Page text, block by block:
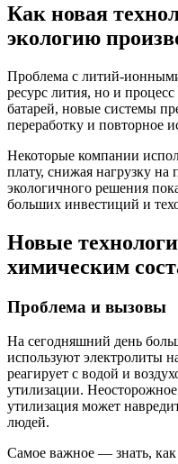
Как новая
экологию
Проблема с литий-
ресурс лития, но и
батарей, новые системы
переработку и повторное
Некоторые компании
плату, снижая нагрузку
экологичного решения
больших инвестиций и
Новые
химическим
Проблема и вызовы
На сегодняшний день
используют электролиты
реагирует с водой и
утилизации.
утилизация может
людей.
Самое важное — знать, как